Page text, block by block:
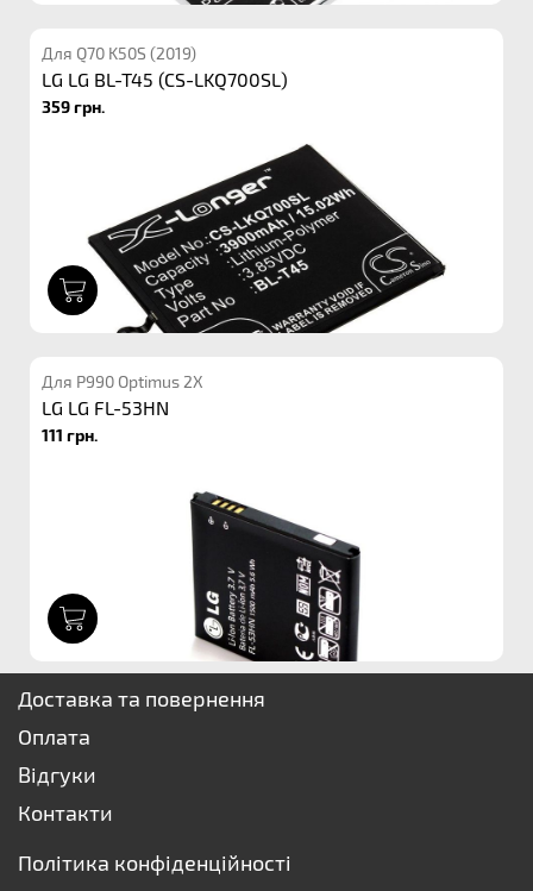
Для Q70 K50S (2019)
LG LG BL-T45 (CS-LKQ700SL)
359 грн.
Для P990 Optimus 2X
LG LG FL-53HN
111 грн.
Доставка та повернення
Оплата
Відгуки
Контакти
Політика конфіденційності